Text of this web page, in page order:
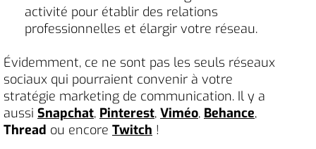
activité pour établir des relations
professionnelles et élargir votre réseau.
Évidemment, ce ne sont pas les seuls réseaux
sociaux qui pourraient convenir à votre
stratégie marketing de communication. Il y a
aussi Snapchat, Pinterest, Viméo, Behance,
Thread ou encore Twitch !